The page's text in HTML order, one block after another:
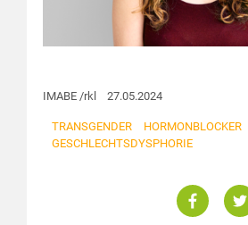
IMABE /rkl 27.05.2024
TRANSGENDER HORMONBLOCKER
GESCHLECHTSDYSPHORIE